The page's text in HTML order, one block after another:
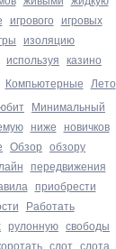
игрового игровых
изоляцию
используя казино
Компьютерные Лето
Минимальный
ниже новичков
Обзор обзору
передвижения
приобрести
Работать
рулонную свободы
слот слота